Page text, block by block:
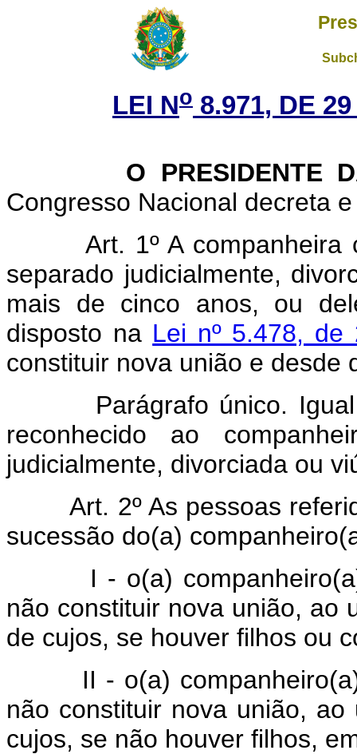
LEI No 8.971, DE
O PRESIDENTE DA
Congresso Nacional decreta
Art. 1º A
separado judicialmente,
mais de cinco anos, ou
disposto na Lei nº 5.478,
constituir nova união e desde
Parágrafo único. Igual
reconhecido ao
judicialmente, divorciada ou
Art. 2º As pessoas
sucessão do(a)
I - o(a) companheiro(a)
não constituir nova união, ao
de cujos, se houver filhos ou
II - o(a) companheiro(a)
não constituir nova união,
cujos, se não houver filhos,